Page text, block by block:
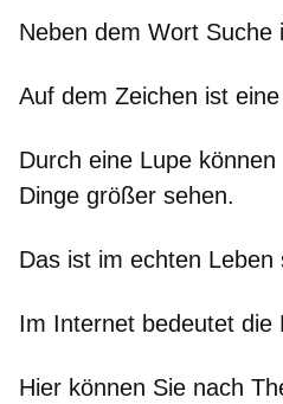
Neben dem Wort Suche
Auf dem Zeichen ist
Durch eine Lupe
Dinge größer sehen.
Das ist im echten Leben
Im Internet bedeutet die
Hier können Sie nach